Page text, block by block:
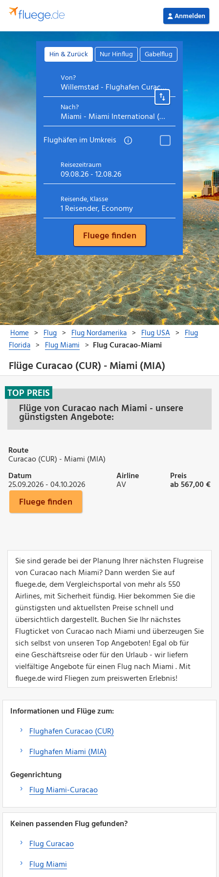
Flüge Curacao (CUR) - Miami (MIA)
Flüge von Curacao nach Miami - unsere
günstigsten Angebote:
TOP PREIS
Route
Curacao (CUR) - Miami (MIA)
Datum
25.09.2026 - 04.10.2026
Airline
AV
Preis
ab 567,00 €
Fluege finden
Sie sind gerade bei der Planung Ihrer nächsten Flugreise
von Curacao nach Miami? Dann werden Sie auf
fluege.de, dem Vergleichsportal von mehr als 550
Airlines, mit Sicherheit fündig. Hier bekommen Sie die
günstigsten und aktuellsten Preise schnell und
übersichtlich dargestellt. Buchen Sie Ihr nächstes
Flugticket von Curacao nach Miami und überzeugen Sie
sich selbst von unseren Top Angeboten! Egal ob für
eine Geschäftsreise oder für den Urlaub - wir liefern
vielfältige Angebote für einen Flug nach Miami . Mit
fluege.de wird Fliegen zum preiswerten Erlebnis!
Informationen und Flüge zum:
Flughafen Curacao (CUR)
Flughafen Miami (MIA)
Gegenrichtung
Flug Miami-Curacao
Keinen passenden Flug gefunden?
Flug Curacao
Flug Miami